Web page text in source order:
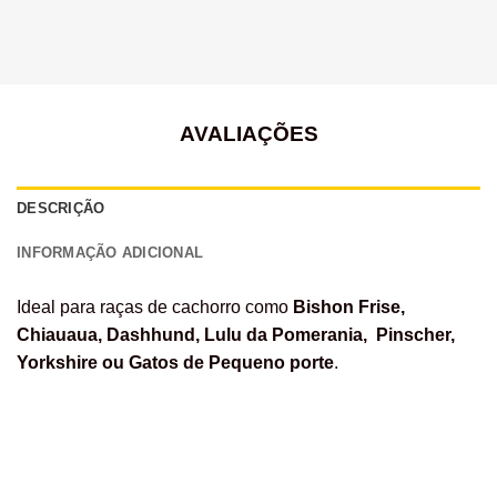
AVALIAÇÕES
DESCRIÇÃO
INFORMAÇÃO ADICIONAL
Ideal para raças de cachorro como Bishon Frise,
Chiauaua, Dashhund, Lulu da Pomerania, Pinscher,
Yorkshire ou Gatos de Pequeno porte.